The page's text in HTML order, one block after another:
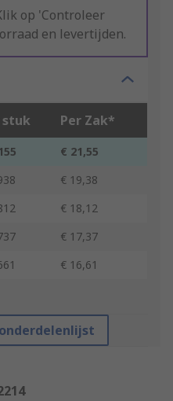
op 'Controleer
en levertijden.
stuk Per Zak*
€ 21,55
€ 19,38
€ 18,12
€ 17,37
€ 16,61